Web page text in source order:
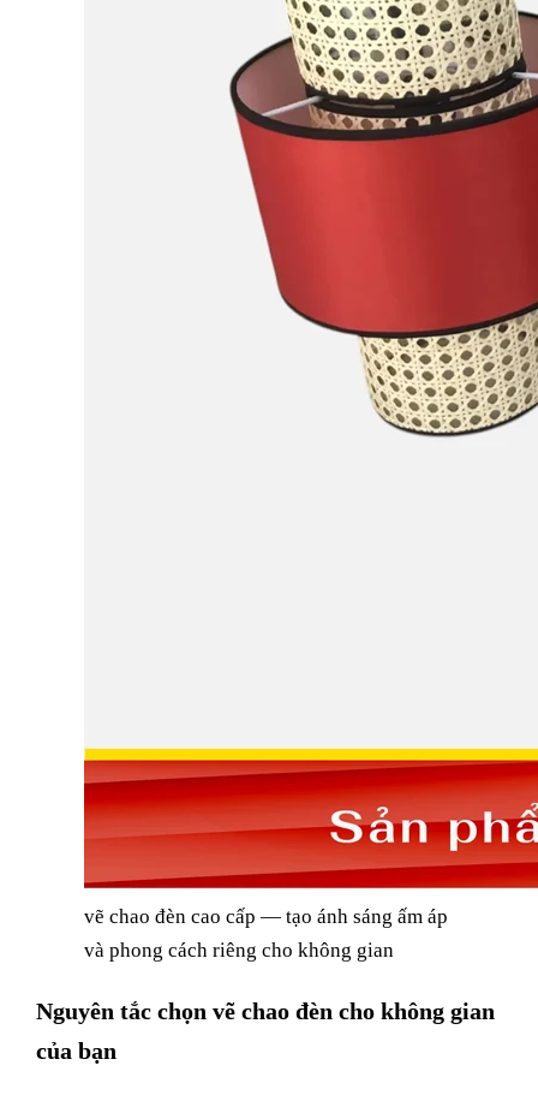
vẽ chao đèn cao cấp — tạo ánh sáng ấm áp
và phong cách riêng cho không gian
Nguyên tắc chọn vẽ chao đèn cho không gian
của bạn